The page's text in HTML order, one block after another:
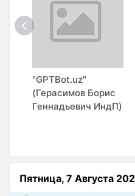
"GPTBot.uz"
(Герасимов Борис
Геннадьевич ИндП)
Пятница, 7 Августа